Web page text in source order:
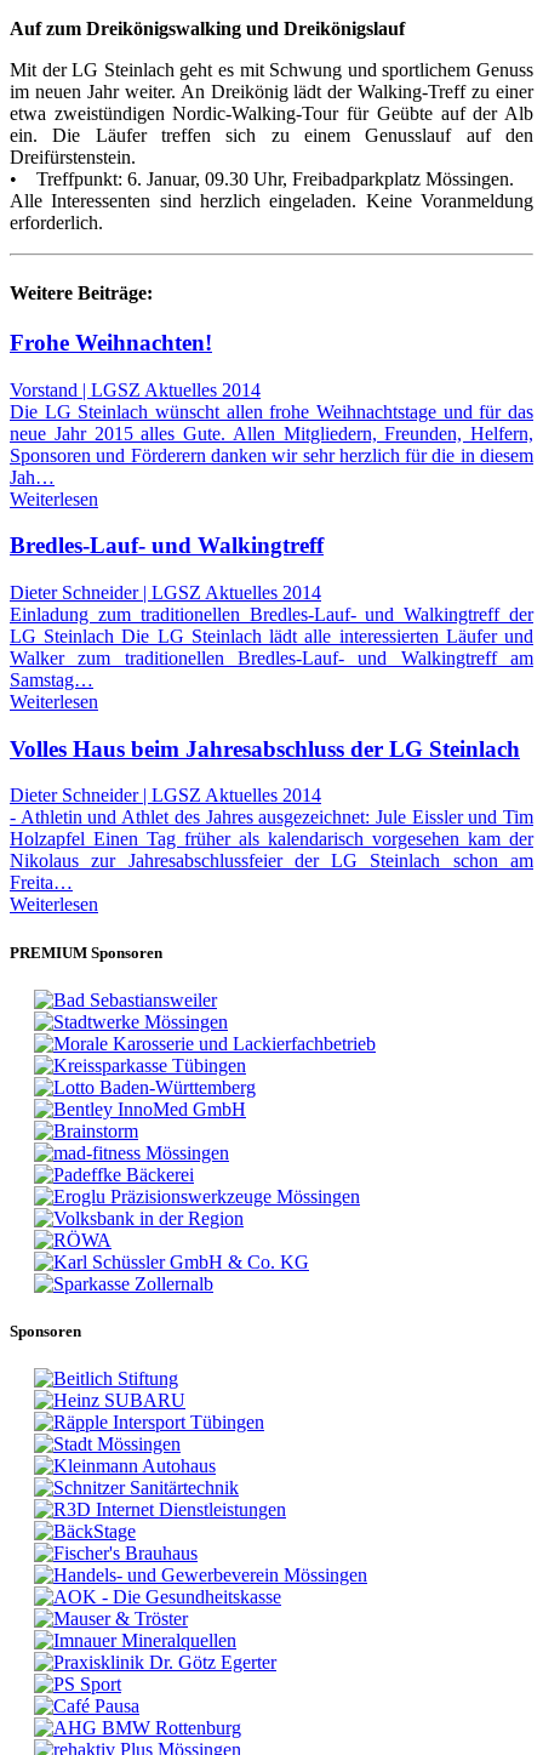
Auf zum Dreikönigswalking und Dreikönigslauf
Mit der LG Steinlach geht es mit Schwung und sportlichem Genuss
im neuen Jahr weiter. An Dreikönig lädt der Walking-Treff zu einer
etwa zweistündigen Nordic-Walking-Tour für Geübte auf der Alb
ein. Die Läufer treffen sich zu einem Genusslauf auf den
Dreifürstenstein.
• Treffpunkt: 6. Januar, 09.30 Uhr, Freibadparkplatz Mössingen.
Alle Interessenten sind herzlich eingeladen. Keine Voranmeldung
erforderlich.
Weitere Beiträge:
Frohe Weihnachten!
Vorstand | LGSZ Aktuelles 2014
Die LG Steinlach wünscht allen frohe Weihnachtstage und für das
neue Jahr 2015 alles Gute. Allen Mitgliedern, Freunden, Helfern,
Sponsoren und Förderern danken wir sehr herzlich für die in diesem
Jah…
Weiterlesen
Bredles-Lauf- und Walkingtreff
Dieter Schneider | LGSZ Aktuelles 2014
Einladung zum traditionellen Bredles-Lauf- und Walkingtreff der
LG Steinlach Die LG Steinlach lädt alle interessierten Läufer und
Walker zum traditionellen Bredles-Lauf- und Walkingtreff am
Samstag…
Weiterlesen
Volles Haus beim Jahresabschluss der LG Steinlach
Dieter Schneider | LGSZ Aktuelles 2014
- Athletin und Athlet des Jahres ausgezeichnet: Jule Eissler und Tim
Holzapfel Einen Tag früher als kalendarisch vorgesehen kam der
Nikolaus zur Jahresabschlussfeier der LG Steinlach schon am
Freita…
Weiterlesen
PREMIUM Sponsoren
Sponsoren